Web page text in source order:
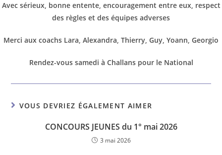
Avec sérieux, bonne entente, encouragement entre eux, respect
des règles et des équipes adverses
Merci aux coachs Lara, Alexandra, Thierry, Guy, Yoann, Georgio
Rendez-vous samedi à Challans pour le National
VOUS DEVRIEZ ÉGALEMENT AIMER
CONCOURS JEUNES du 1° mai 2026
3 mai 2026